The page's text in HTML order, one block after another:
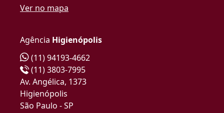
Ver no mapa
Agência Higienópolis
(11) 94193-4662
(11) 3803-7995
Av. Angélica, 1373
Higienópolis
São Paulo - SP